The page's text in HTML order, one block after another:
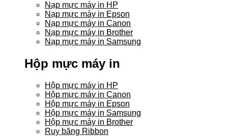
Nạp mực máy in HP
Nạp mực máy in Epson
Nạp mực máy in Canon
Nạp mực máy in Brother
Nạp mực máy in Samsung
Hộp mực máy in
Hộp mực máy in HP
Hộp mực máy in Canon
Hộp mực máy in Epson
Hộp mực máy in Samsung
Hộp mực máy in Brother
Ruy băng Ribbon